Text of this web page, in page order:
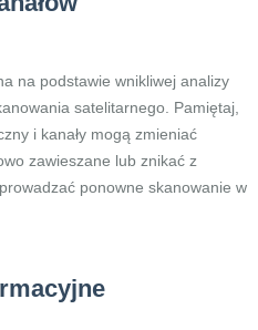
na podstawie wnikliwej analizy
satelitarnego. Pamiętaj,
i kanały mogą zmieniać
zawieszane lub znikać z
ponowne skanowanie w